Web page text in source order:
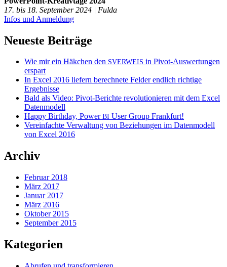
17. bis 18. September 2024 | Fulda
Infos und Anmeldung
Neueste Beiträge
Wie mir ein Häkchen den SVERWEIS in Pivot-Auswertungen
erspart
In Excel 2016 liefern berechnete Felder endlich richtige
Ergebnisse
Bald als Video: Pivot-Berichte revolutionieren mit dem Excel
Datenmodell
Happy Birthday, PowerBI User Group Frankfurt!
Vereinfachte Verwaltung von Beziehungen im Datenmodell
von Excel 2016
Archiv
Februar 2018
März 2017
Januar 2017
März 2016
Oktober 2015
September 2015
Kategorien